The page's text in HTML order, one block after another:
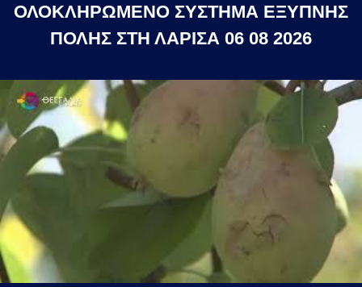
ΟΛΟΚΛΗΡΩΜΕΝΟ ΣΥΣΤΗΜΑ ΕΞΥΠΝΗΣ
ΠΟΛΗΣ ΣΤΗ ΛΑΡΙΣΑ 06 08 2026